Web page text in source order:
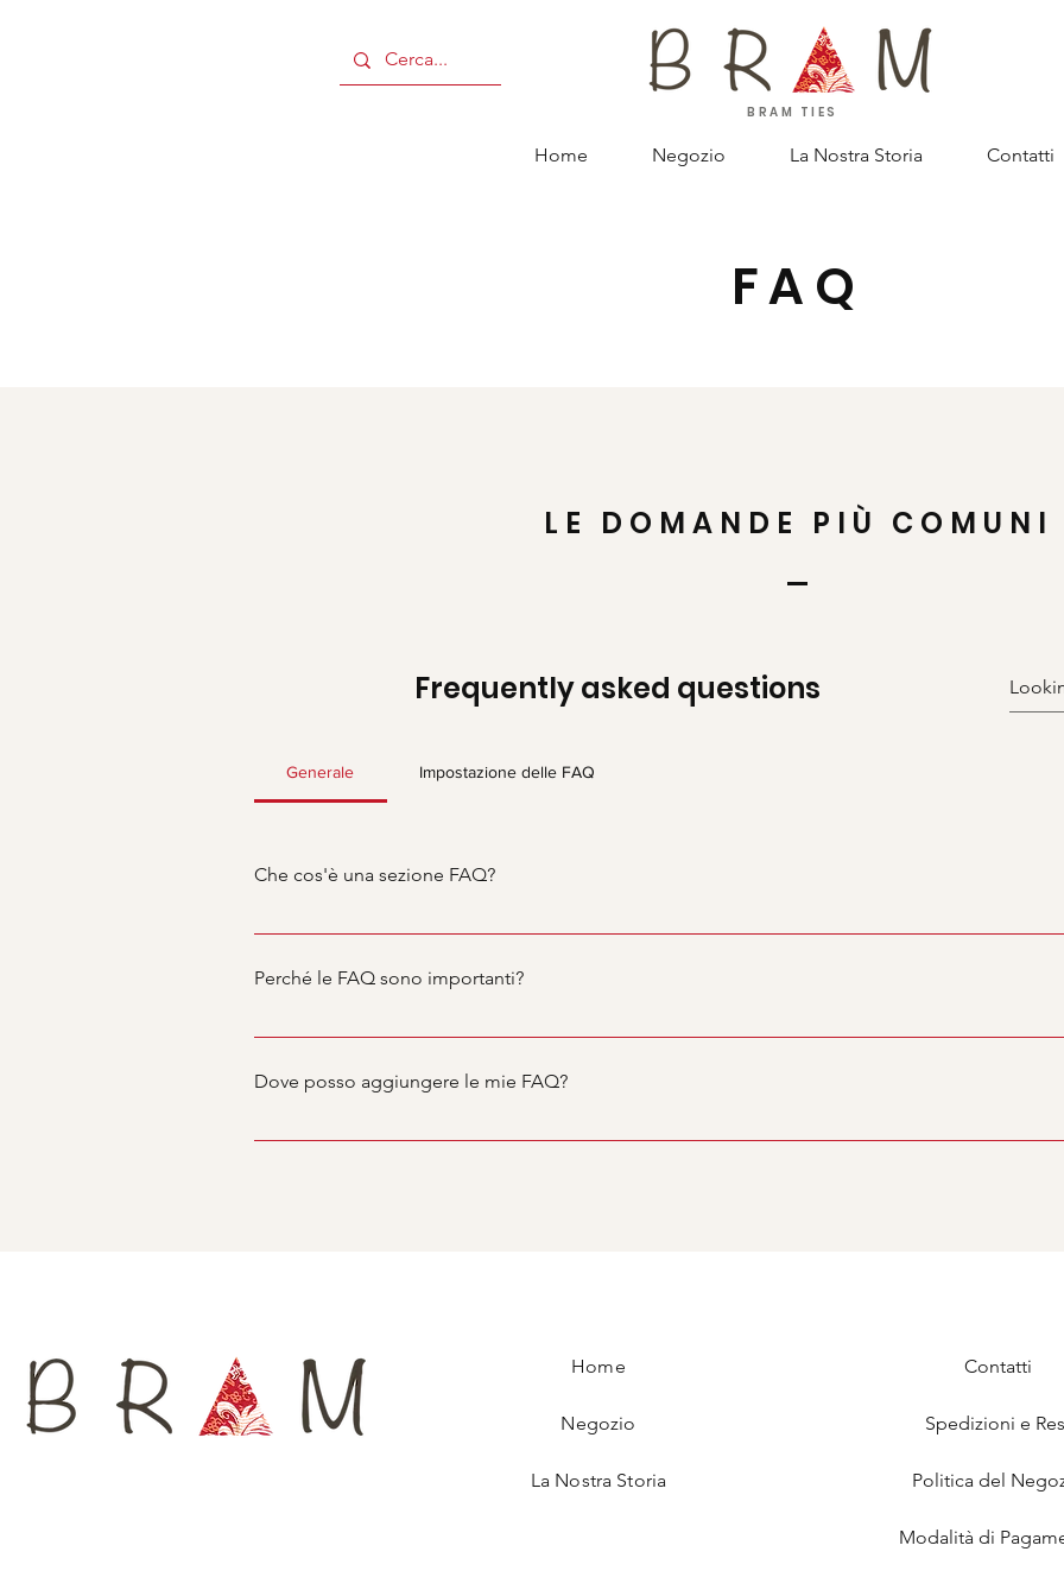
BRAM TIES
Home Negozio La Nostra Storia Contatti
FAQ
LE DOMANDE PIÙ COMUNI
Frequently asked questions
Generale Impostazione delle FAQ
Che cos'è una sezione FAQ?
Una sezione FAQ è composta da domande e risposte frequenti sulla tua attività, come "Quali
Perché le FAQ sono importanti?
Le FAQ sono un ottimo modo per aiutare i tuoi visitatori a trovare risposte rapide alle
Dove posso aggiungere le mie FAQ?
Le FAQ possono essere aggiunte a qualsiasi pagina del tuo sito o alla tua app Wix per
Home
Negozio
La Nostra Storia
Contatti
Spedizioni e
Politica del
Modalità di